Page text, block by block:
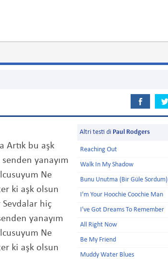
Artık bu aşk
yanayım
Ne
ki aşk olsun
hiç
yanayım
Ne
ki aşk olsun
Altri testi di Paul Rodgers
Reaching Out
Walk In My Shadow
Bunu Unutma (Bir Güle Sordum)
I'm Your Hoochie Coochie Man
I've Got Dreams To Remember
All Right Now
Be My Friend
Muddy Water Blues